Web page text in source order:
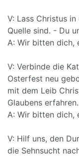
V: Lass Christus
Quelle sind. - Du
A: Wir bitten dich,
V: Verbinde die
Osterfest neu
mit dem Leib
Glaubens
A: Wir bitten dich,
V: Hilf uns, den
die Sehnsucht